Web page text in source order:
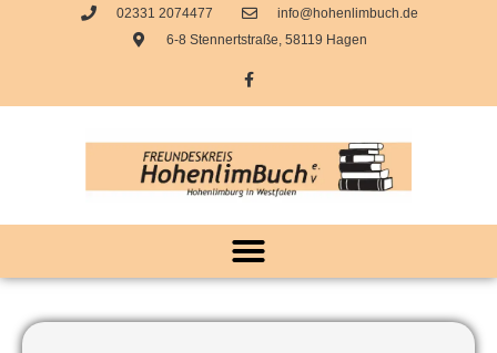
02331 2074477
info@hohenlimbuch.de
6-8 Stennertstraße, 58119 Hagen